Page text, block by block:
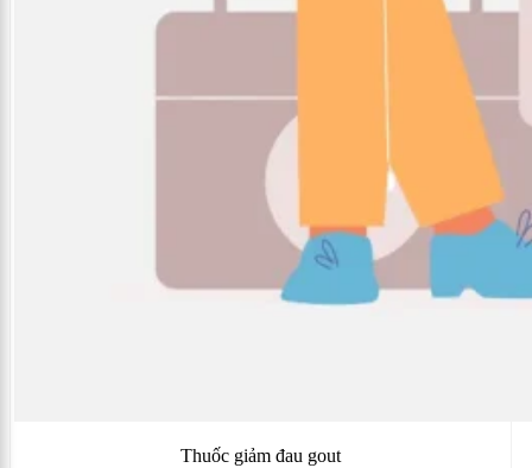
Thuốc giảm đau gout